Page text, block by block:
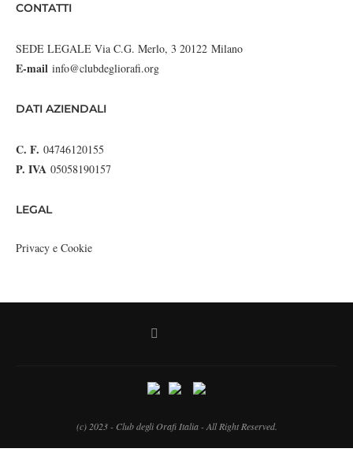
CONTATTI
SEDE LEGALE Via C.G. Merlo, 3 20122 Milano
E-mail info@clubdegliorafi.org
DATI AZIENDALI
C. F. 04746120155
P. IVA 05058190157
LEGAL
Privacy e Cookie
(c) 2023 - Club degli Orafi Italia - All Right Reserved.